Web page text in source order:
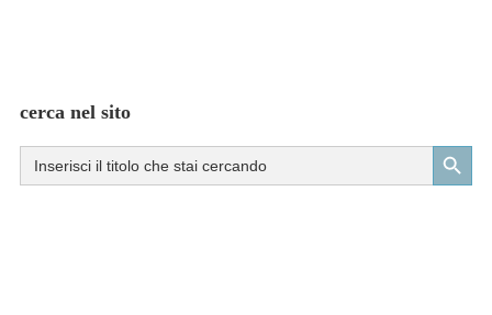
cerca nel sito
Search
for:
Search Button